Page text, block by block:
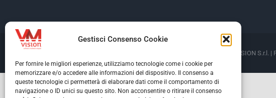
Gestisci Consenso Cookie
Per fornire le migliori esperienze, utilizziamo tecnologie come i cookie per
memorizzare e/o accedere alle informazioni del dispositivo. Il consenso a
queste tecnologie ci permetterà di elaborare dati come il comportamento di
navigazione o ID unici su questo sito. Non acconsentire o ritirare il consenso
© Copyright 2026 VM VISION S.r.l.